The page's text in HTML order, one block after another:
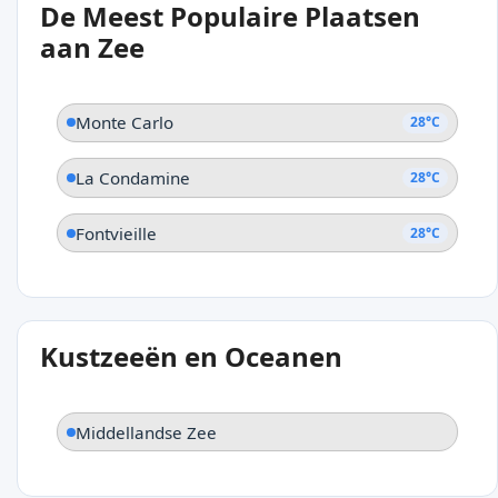
Fontvieille
De Meest Populaire Plaatsen
aan Zee
Monte Carlo 28°C
La Condamine 28°C
Fontvieille 28°C
Kustzeeën en Oceanen
Middellandse Zee